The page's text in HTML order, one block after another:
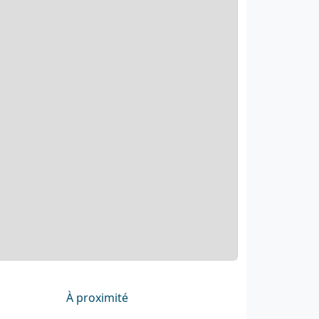
À proximité